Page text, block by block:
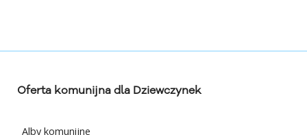
Oferta komunijna dla Dziewczynek
Alby komunijne